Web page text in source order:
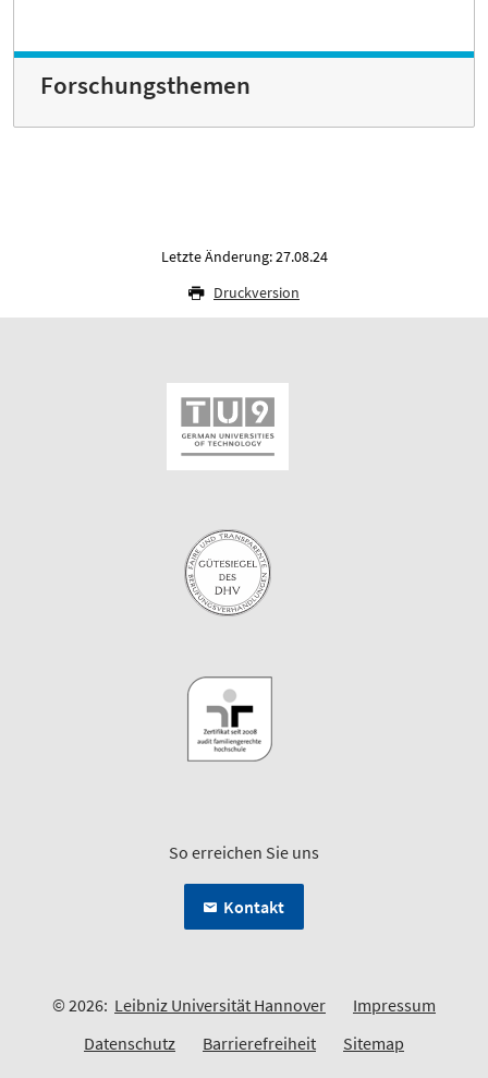
Forschungsthemen
Letzte Änderung: 27.08.24
Druckversion
So erreichen Sie uns
Kontakt
© 2026: Leibniz Universität Hannover
Impressum
Datenschutz
Barrierefreiheit Sitemap